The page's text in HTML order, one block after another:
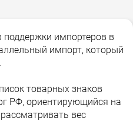
импортеров в
импорт, который
товарных знаков
РФ, ориентирующийся на
вес